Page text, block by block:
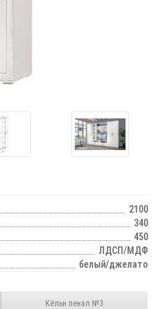
2100
340
450
ЛДСП/МДФ
белый/джелато
Кёльн пенал №3